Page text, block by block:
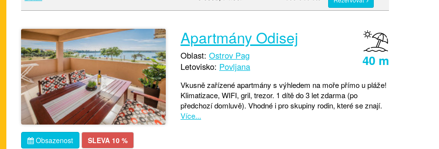
40 m
Apartmány Odisej
Oblast: Ostrov Pag
Letovisko: Povljana
Vkusně zařízené apartmány s výhledem na moře přímo u pláže!
Klimatizace, WIFI, gril, trezor. 1 dítě do 3 let zdarma (po
předchozí domluvě). Vhodné i pro skupiny rodin, které se znají.
Více...
Obsazenost
SLEVA 10 %